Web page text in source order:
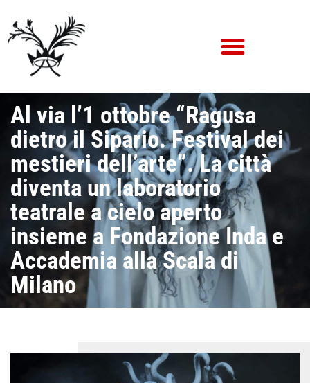
Al via l’1 ottobre “Ragusa
dietro il Sipario. Festival dei
mestieri dell’arte”. La città
diventa un laboratorio
teatrale a cielo aperto
insieme a Fondazione Inda e
Accademia alla Scala di
Milano